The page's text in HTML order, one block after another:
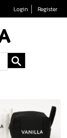
Login Register